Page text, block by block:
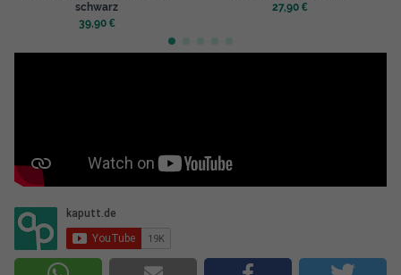
schwarz
39,90 €
27,90 €